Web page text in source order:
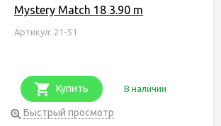
Mystery Match 18 3.90 m
Артикул: 21-51
Купить В наличии
Быстрый просмотр